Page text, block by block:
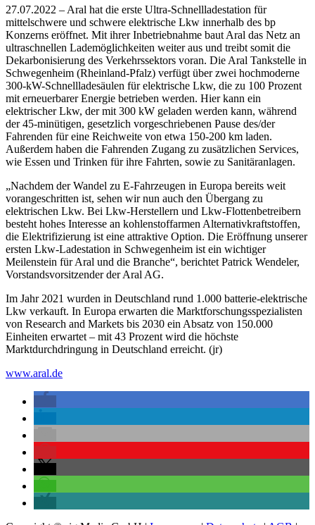
27.07.2022 – Aral hat die erste Ultra-Schnellladestation für
mittelschwere und schwere elektrische Lkw innerhalb des bp
Konzerns eröffnet. Mit ihrer Inbetriebnahme baut Aral das Netz an
ultraschnellen Lademöglichkeiten weiter aus und treibt somit die
Dekarbonisierung des Verkehrssektors voran. Die Aral Tankstelle in
Schwegenheim (Rheinland-Pfalz) verfügt über zwei hochmoderne
300-kW-Schnellladesäulen für elektrische Lkw, die zu 100 Prozent
mit erneuerbarer Energie betrieben werden. Hier kann ein
elektrischer Lkw, der mit 300 kW geladen werden kann, während
der 45-minütigen, gesetzlich vorgeschriebenen Pause des/der
Fahrenden für eine Reichweite von etwa 150-200 km laden.
Außerdem haben die Fahrenden Zugang zu zusätzlichen Services,
wie Essen und Trinken für ihre Fahrten, sowie zu Sanitäranlagen.
„Nachdem der Wandel zu E-Fahrzeugen in Europa bereits weit
vorangeschritten ist, sehen wir nun auch den Übergang zu
elektrischen Lkw. Bei Lkw-Herstellern und Lkw-Flottenbetreibern
besteht hohes Interesse an kohlenstoffarmen Alternativkraftstoffen,
die Elektrifizierung ist eine attraktive Option. Die Eröffnung unserer
ersten Lkw-Ladestation in Schwegenheim ist ein wichtiger
Meilenstein für Aral und die Branche“, berichtet Patrick Wendeler,
Vorstandsvorsitzender der Aral AG.
Im Jahr 2021 wurden in Deutschland rund 1.000 batterie-elektrische
Lkw verkauft. In Europa erwarten die Marktforschungsspezialisten
von Research and Markets bis 2030 ein Absatz von 150.000
Einheiten erwartet – mit 43 Prozent wird die höchste
Marktdurchdringung in Deutschland erreicht. (jr)
www.aral.de